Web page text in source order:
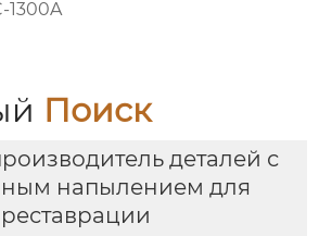
1300A
Поиск
деталей с
напылением для
реставрации